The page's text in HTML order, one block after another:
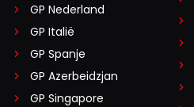
GP Nederland
GP Italië
GP Spanje
GP Azerbeidzjan
GP Singapore